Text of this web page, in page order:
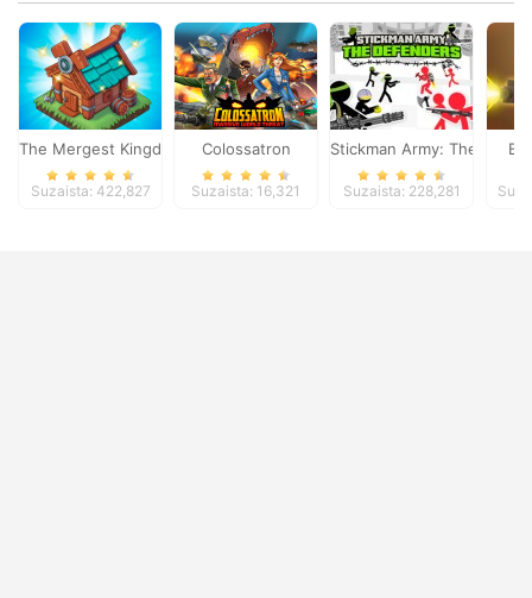
The Mergest Kingdom
Suzaista: 422,827
Colossatron
Suzaista: 16,321
Stickman Army: The
Suzaista: 228,281